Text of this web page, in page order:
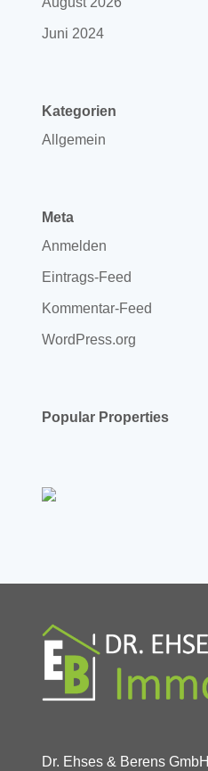
Juni 2024
Kategorien
Allgemein
Meta
Anmelden
Eintrags-Feed
Kommentar-Feed
WordPress.org
Popular Properties
Dr. Ehses & Berens GmbH